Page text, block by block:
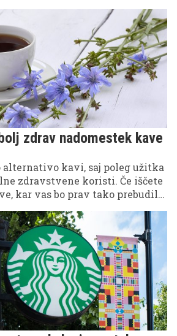
zdrav nadomestek kave
alternativo kavi, saj poleg užitka
zdravstvene koristi. Če iščete
kar vas bo prav tako prebudilo,
stranskih učinkov, je cikorija